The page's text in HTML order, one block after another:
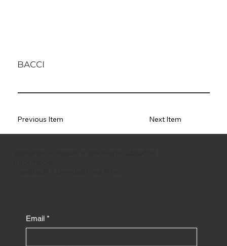
BACCI
Previous Item Next Item
Email *